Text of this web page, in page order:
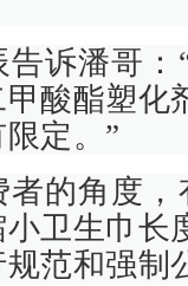
告诉潘哥
甲酸酯塑化
定。”
者的角度
小卫生巾长
范和强制